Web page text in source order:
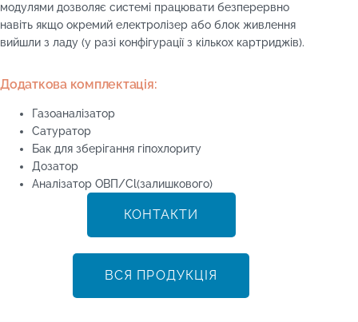
модулями дозволяє системі працювати безперервно
навіть якщо окремий електролізер або блок живлення
вийшли з ладу (у разі конфігурації з кількох картриджів).
Додаткова комплектація:
Газоаналізатор
Сатуратор
Бак для зберігання гіпохлориту
Дозатор
Аналізатор ОВП/Cl(залишкового)
КОНТАКТИ
ВСЯ ПРОДУКЦІЯ